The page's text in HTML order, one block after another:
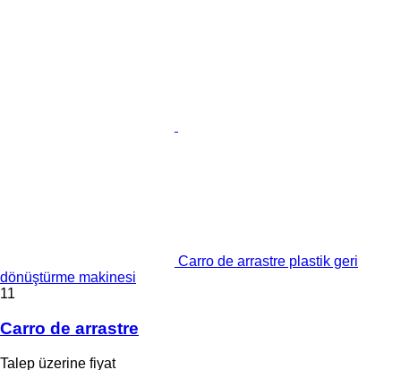
Carro de arrastre plastik geri
dönüştürme makinesi
11
Carro de arrastre
Talep üzerine fiyat